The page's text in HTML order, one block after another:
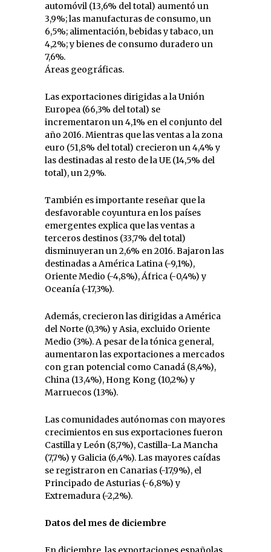
automóvil (13,6% del total) aumentó un
3,9%; las manufacturas de consumo, un
6,5%; alimentación, bebidas y tabaco, un
4,2%; y bienes de consumo duradero un
7,6%.
Áreas geográficas.
Las exportaciones dirigidas a la Unión
Europea (66,3% del total) se
incrementaron un 4,1% en el conjunto del
año 2016. Mientras que las ventas a la zona
euro (51,8% del total) crecieron un 4,4% y
las destinadas al resto de la UE (14,5% del
total), un 2,9%.
También es importante reseñar que la
desfavorable coyuntura en los países
emergentes explica que las ventas a
terceros destinos (33,7% del total)
disminuyeran un 2,6% en 2016. Bajaron las
destinadas a América Latina (-9,1%),
Oriente Medio (-4,8%), África (-0,4%) y
Oceanía (-17,3%).
Además, crecieron las dirigidas a América
del Norte (0,3%) y Asia, excluido Oriente
Medio (3%). A pesar de la tónica general,
aumentaron las exportaciones a mercados
con gran potencial como Canadá (8,4%),
China (13,4%), Hong Kong (10,2%) y
Marruecos (13%).
Las comunidades autónomas con mayores
crecimientos en sus exportaciones fueron
Castilla y León (8,7%), Castilla-La Mancha
(7,7%) y Galicia (6,4%). Las mayores caídas
se registraron en Canarias (-17,9%), el
Principado de Asturias (-6,8%) y
Extremadura (-2,2%).
Datos del mes de diciembre